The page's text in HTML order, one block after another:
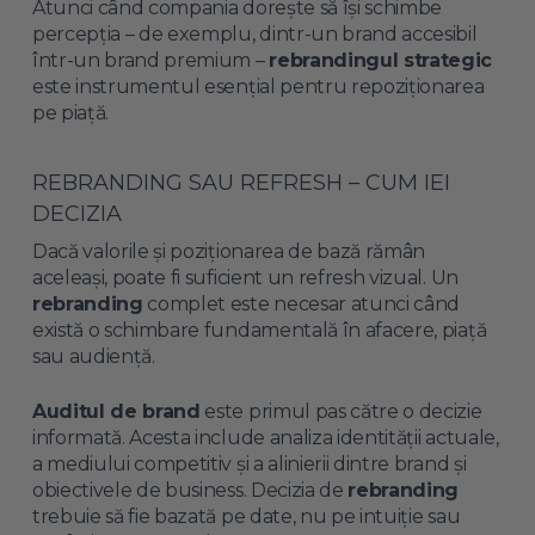
Atunci când compania dorește să își schimbe
percepția – de exemplu, dintr-un brand accesibil
într-un brand premium – rebrandingul strategic
este instrumentul esențial pentru repoziționarea
pe piață.
REBRANDING SAU REFRESH – CUM IEI
DECIZIA
Dacă valorile și poziționarea de bază rămân
aceleași, poate fi suficient un refresh vizual. Un
rebranding complet este necesar atunci când
există o schimbare fundamentală în afacere, piață
sau audiență.
Auditul de brand este primul pas către o decizie
informată. Acesta include analiza identității actuale,
a mediului competitiv și a alinierii dintre brand și
obiectivele de business. Decizia de rebranding
trebuie să fie bazată pe date, nu pe intuiție sau